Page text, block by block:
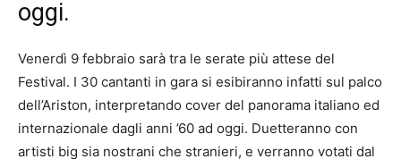
oggi.
Venerdì 9 febbraio sarà tra le serate più attese del
Festival. I 30 cantanti in gara si esibiranno infatti sul palco
dell’Ariston, interpretando cover del panorama italiano ed
internazionale dagli anni ’60 ad oggi. Duetteranno con
artisti big sia nostrani che stranieri, e verranno votati dal